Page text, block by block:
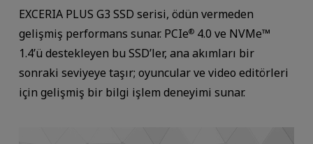
EXCERIA PLUS G3 SSD serisi, ödün vermeden
gelişmiş performans sunar. PCIe®4.0 ve NVMe™
1.4’ü destekleyen bu SSD’ler, ana akımları bir
sonraki seviyeye taşır; oyuncular ve video editörleri
için gelişmiş bir bilgi işlem deneyimi sunar.